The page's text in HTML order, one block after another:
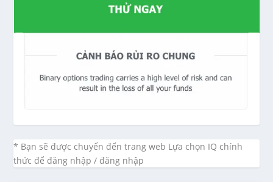
* Bạn sẽ được chuyển đến trang web Lựa chọn IQ chính
thức để đăng nhập / đăng nhập